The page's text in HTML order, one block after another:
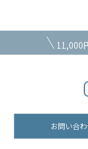
11,000
お問い合